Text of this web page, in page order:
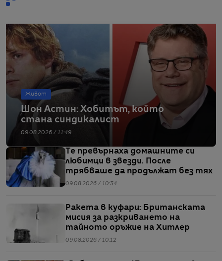
Живот
Шон Астин: Хобитът, който
стана синдикалист
09.08.2026 / 11:49
Те превърнаха домашните си
любимци в звезди. После
трябваше да продължат без тях
09.08.2026 / 10:34
Ракета в куфари: Британската
мисия за разкриването на
тайното оръжие на Хитлер
09.08.2026 / 10:12